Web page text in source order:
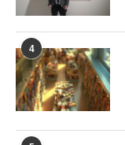
4